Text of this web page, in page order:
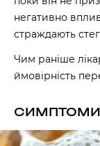
негативно
страждають
Чим раніше
ймовірність